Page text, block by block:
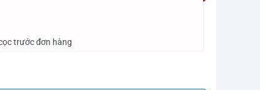
trước đơn hàng